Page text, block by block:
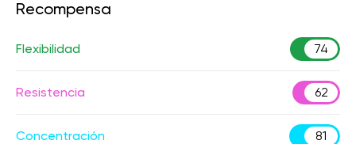
Recompensa
Flexibilidad 74
Resistencia 62
Concentración 81